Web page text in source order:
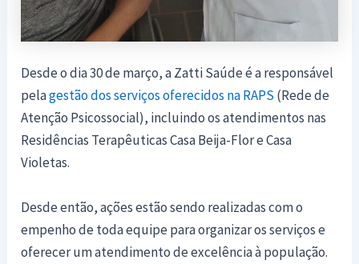
Desde o dia 30 de março, a Zatti Saúde é a responsável
pelagestão dos serviços oferecidos na RAPS (Rede de
Atenção Psicossocial), incluindo os atendimentos nas
Residências Terapêuticas Casa Beija-Flor e Casa
Violetas.
Desde então, ações estão sendo realizadas com o
empenho de toda equipe para organizar os serviços e
oferecer um atendimento de excelência à população.